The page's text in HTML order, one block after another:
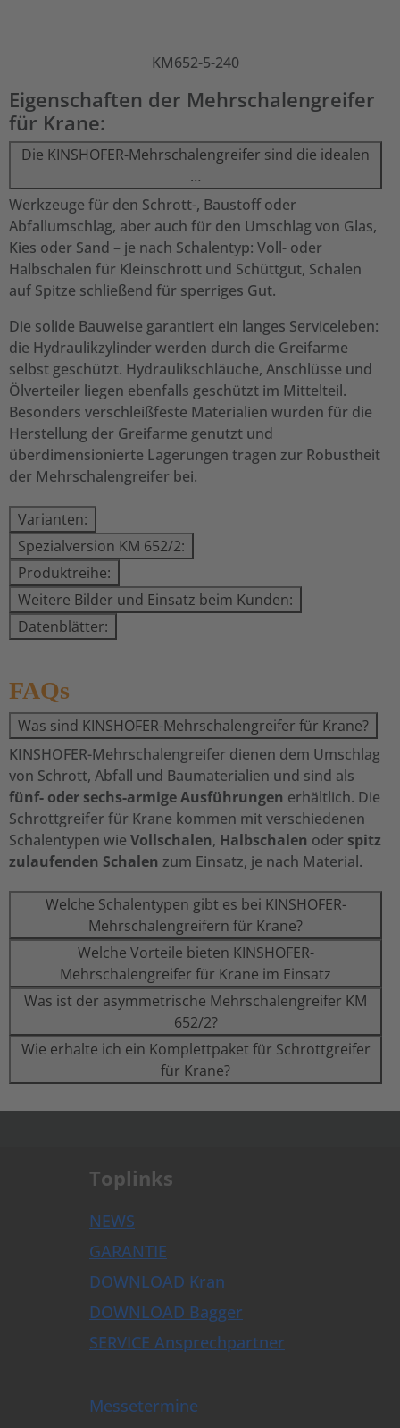
KM652-5-240
Eigenschaften der Mehrschalengreifer
für Krane:
Die KINSHOFER-Mehrschalengreifer sind die idealen
…
Werkzeuge für den Schrott-, Baustoff oder
Abfallumschlag, aber auch für den Umschlag von Glas,
Kies oder Sand – je nach Schalentyp: Voll- oder
Halbschalen für Kleinschrott und Schüttgut, Schalen
auf Spitze schließend für sperriges Gut.
Die solide Bauweise garantiert ein langes Serviceleben:
die Hydraulikzylinder werden durch die Greifarme
selbst geschützt. Hydraulikschläuche, Anschlüsse und
Ölverteiler liegen ebenfalls geschützt im Mittelteil.
Besonders verschleißfeste Materialien wurden für die
Herstellung der Greifarme genutzt und
überdimensionierte Lagerungen tragen zur Robustheit
der Mehrschalengreifer bei.
Varianten:
Spezialversion KM 652/2:
Produktreihe:
Weitere Bilder und Einsatz beim Kunden:
Datenblätter:
FAQs
Was sind KINSHOFER-Mehrschalengreifer für Krane?
KINSHOFER-Mehrschalengreifer dienen dem Umschlag
von Schrott, Abfall und Baumaterialien und sind als
fünf- oder sechs-armige Ausführungen erhältlich. Die
Schrottgreifer für Krane kommen mit verschiedenen
Schalentypen wie Vollschalen, Halbschalen oder spitz
zulaufenden Schalen zum Einsatz, je nach Material.
Welche Schalentypen gibt es bei KINSHOFER-
Mehrschalengreifern für Krane?
Welche Vorteile bieten KINSHOFER-
Mehrschalengreifer für Krane im Einsatz
Was ist der asymmetrische Mehrschalengreifer KM
652/2?
Wie erhalte ich ein Komplettpaket für Schrottgreifer
für Krane?
Toplinks
NEWS
GARANTIE
DOWNLOAD Kran
DOWNLOAD Bagger
SERVICE Ansprechpartner
Messetermine